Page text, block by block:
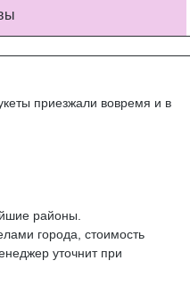
приезжали вовремя и в
районы.
города, стоимость
уточнит при